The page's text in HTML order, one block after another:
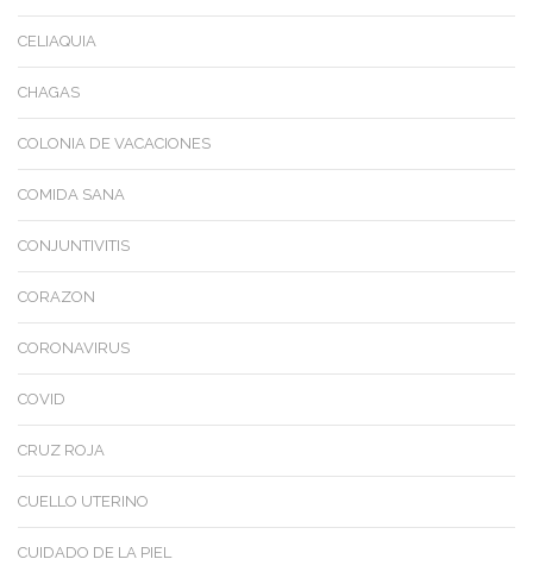
CELIAQUIA
CHAGAS
COLONIA DE VACACIONES
COMIDA SANA
CONJUNTIVITIS
CORAZON
CORONAVIRUS
COVID
CRUZ ROJA
CUELLO UTERINO
CUIDADO DE LA PIEL